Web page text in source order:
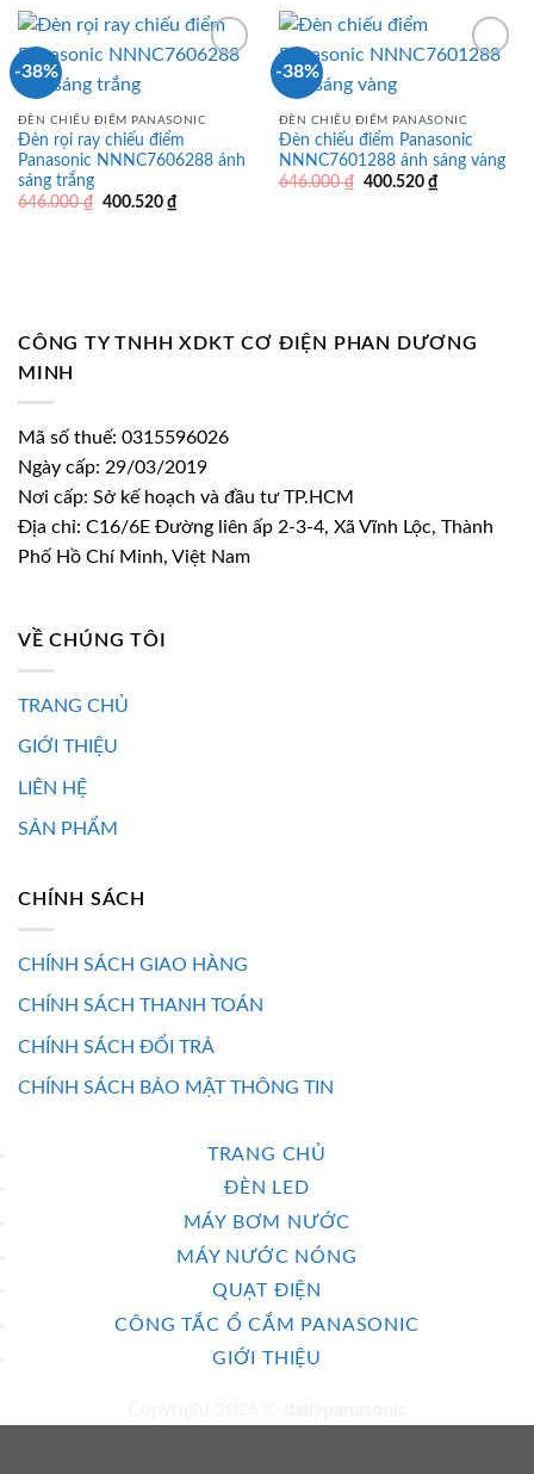
400.520 ₫.
-38%
ĐÈN CHIẾU ĐIỂM PANASONIC
Đèn rọi ray chiếu điểm
Panasonic NNNC7606288 ánh
sáng trắng
646.000₫ Giá
400.520 ₫Giá
-38%
ĐÈN CHIẾU ĐIỂM PANASONIC
Đèn chiếu điểm Panasonic
NNNC7601288 ánh sáng vàng
646.000₫ Giá
400.520 ₫Giá
CÔNG TY TNHH XDKT CƠ ĐIỆN PHAN DƯƠNG
MINH
Mã số thuế: 0315596026
Ngày cấp: 29/03/2019
Nơi cấp: Sở kế hoạch và đầu tư TP.HCM
Địa chỉ: C16/6E Đường liên ấp 2-3-4, Xã Vĩnh Lộc, Thành
Phố Hồ Chí Minh, Việt Nam
VỀ CHÚNG TÔI
TRANG CHỦ
GIỚI THIỆU
LIÊN HỆ
SẢN PHẨM
CHÍNH SÁCH
CHÍNH SÁCH GIAO HÀNG
CHÍNH SÁCH THANH TOÁN
CHÍNH SÁCH ĐỔI TRẢ
CHÍNH SÁCH BẢO MẬT THÔNG TIN
TRANG CHỦ
ĐÈN LED
MÁY BƠM NƯỚC
MÁY NƯỚC NÓNG
QUẠT ĐIỆN
CÔNG TẮC Ổ CẮM PANASONIC
GIỚI THIỆU